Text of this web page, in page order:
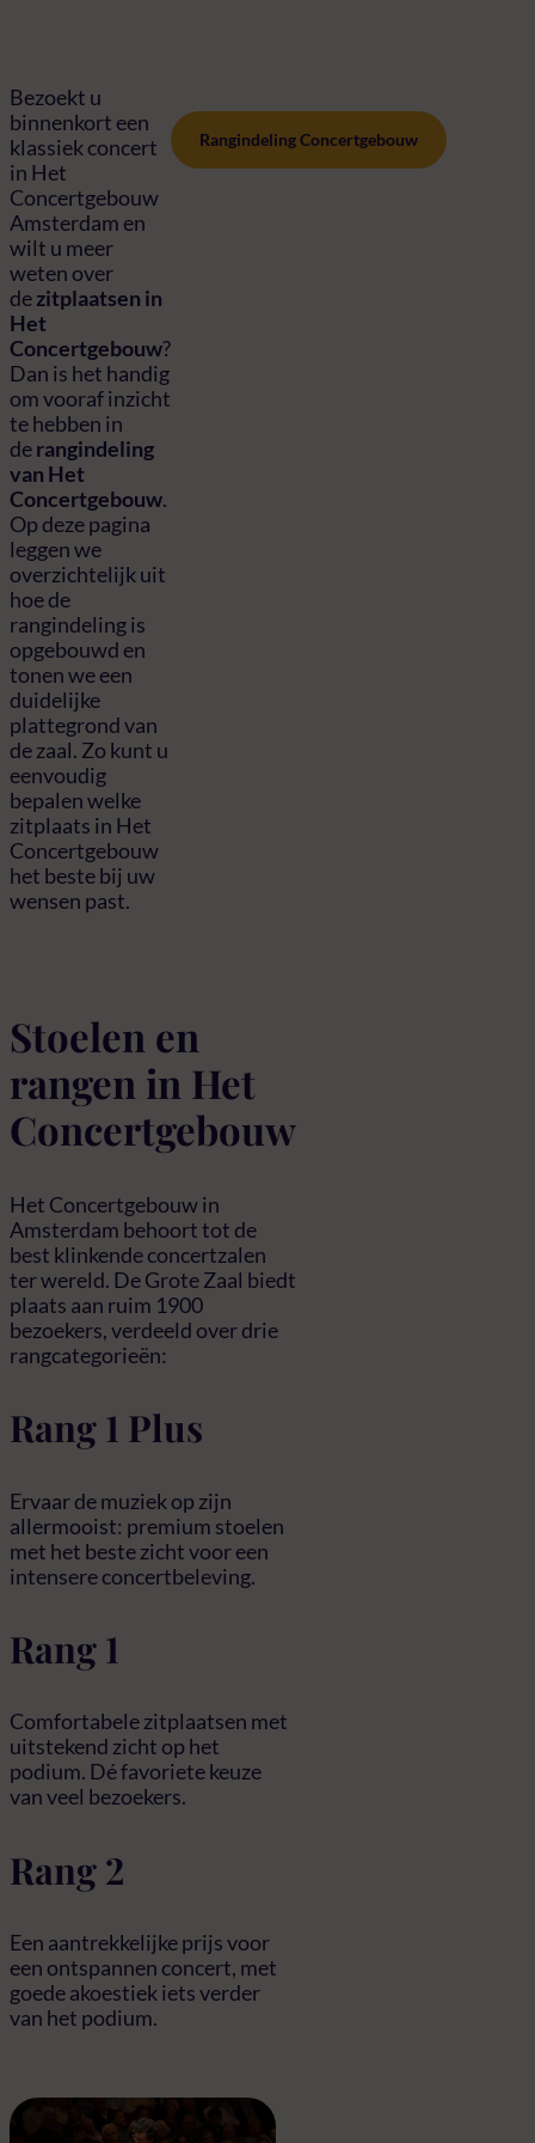
Bezoekt u
binnenkort een
klassiek concert
in Het
Concertgebouw
Amsterdam en
wilt u meer
weten over
dezitplaatsen in
Het
Concertgebouw?
Dan is het handig
om vooraf inzicht
te hebben in
derangindeling
van Het
Concertgebouw.
Op deze pagina
leggen we
overzichtelijk uit
hoe de
rangindeling is
opgebouwd en
tonen we een
duidelijke
plattegrond van
de zaal. Zo kunt u
eenvoudig
bepalen welke
zitplaats in Het
Concertgebouw
het beste bij uw
wensen past.
Rangindeling Concertgebouw
Stoelen en
rangen in Het
Concertgebouw
Het Concertgebouw in
Amsterdam behoort tot de
best klinkende concertzalen
ter wereld. De Grote Zaal biedt
plaats aan ruim 1900
bezoekers, verdeeld over drie
rangcategorieën:
Rang 1 Plus
Ervaar de muziek op zijn
allermooist: premium stoelen
met het beste zicht voor een
intensere concertbeleving.
Rang 1
Comfortabele zitplaatsen met
uitstekend zicht op het
podium. Dé favoriete keuze
van veel bezoekers.
Rang 2
Een aantrekkelijke prijs voor
een ontspannen concert, met
goede akoestiek iets verder
van het podium.